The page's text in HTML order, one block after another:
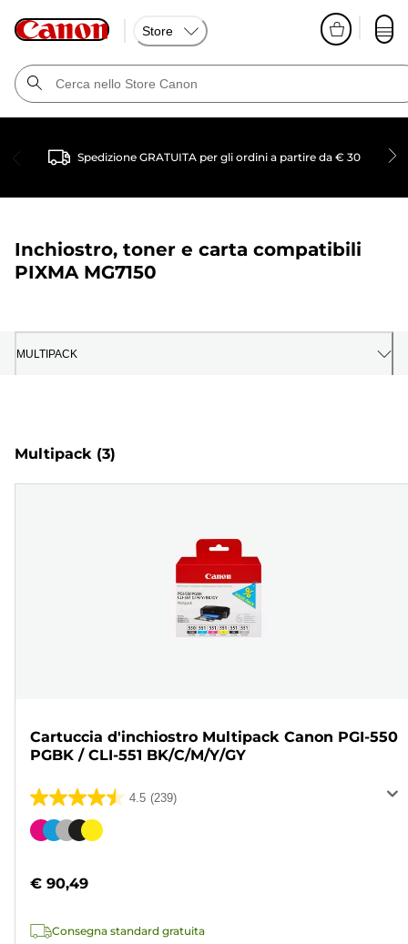
Store
Spedizione GRATUITA per gli ordini a partire da € 30
Inchiostro, toner e carta compatibili
PIXMA MG7150
MULTIPACK
Multipack (3)
Cartuccia d'inchiostro Multipack Canon PGI-550
PGBK / CLI-551 BK/C/M/Y/GY
4.5 (239)
4.5
su
239
Cartuccia
€ 90,49
Consegna standard gratuita